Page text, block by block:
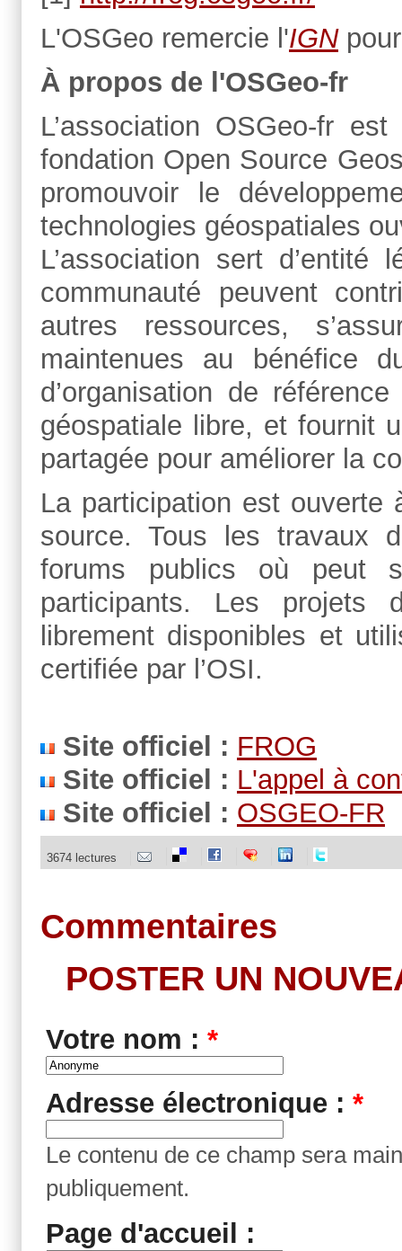
L'OSGeo remercie l'IGNpour
À propos de l'OSGeo-fr
L’association OSGeo-fr
fondation Open Source
promouvoir le
technologies géospatiales
L’association sert
communauté peuvent
autres ressources,
maintenues au bénéfice
d’organisation de
géospatiale libre, et fournit
partagée pour améliorer la
La participation est ouverte
source. Tous les travaux
forums publics où peut
participants. Les projets
librement disponibles et
certifiée par l’OSI.
Site officiel : FROG
Site officiel : L'appel à
Site officiel : OSGEO-FR
3674 lectures
Commentaires
POSTER UN
Votre nom : *
Adresse électronique : *
Le contenu de ce champ sera
publiquement.
Page d'accueil :